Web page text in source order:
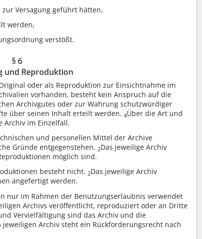
Versagung geführt hätten,
werden,
verstößt.
§ 6
und Reproduktion
oder als Reproduktion zur Einsichtnahme im
vorhanden, besteht kein Anspruch auf die
Archivgutes oder zur Wahrung schutzwürdiger
über seinen Inhalt erteilt werden.4Über die Art und
Archiv im Einzelfall.
und personellen Mittel der Archive
Gründe entgegenstehen. 2Das jeweilige Archiv
möglich sind.
besteht nicht. 2Das jeweilige Archiv
angefertigt werden.
nur im Rahmen der Benutzungserlaubnis verwendet
Archivs veröffentlicht, reproduziert oder an Dritte
Vervielfältigung sind das Archiv und die
jeweiligen Archiv steht ein Rückforderungsrecht nach